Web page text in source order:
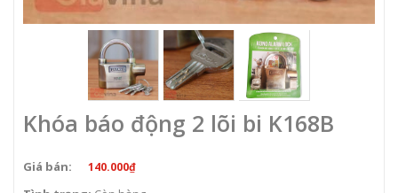
Khóa báo động 2 lõi bi K168B
Giá bán: 140.000₫